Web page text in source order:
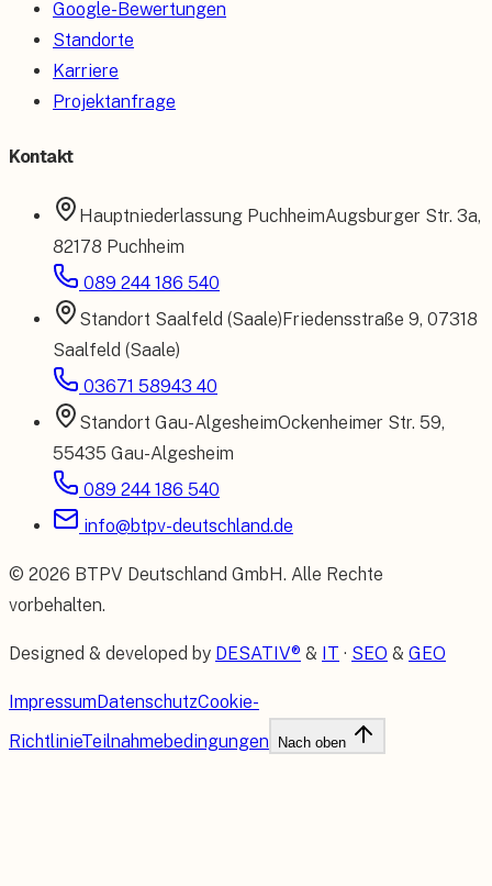
Google-Bewertungen
Standorte
Karriere
Projektanfrage
Kontakt
Hauptniederlassung PuchheimAugsburger Str. 3a,
82178 Puchheim
089 244 186 540
Standort Saalfeld (Saale)Friedensstraße 9, 07318
Saalfeld (Saale)
03671 58943 40
Standort Gau-AlgesheimOckenheimer Str. 59,
55435 Gau-Algesheim
089 244 186 540
info@btpv-deutschland.de
© 2026 BTPV Deutschland GmbH. Alle Rechte
vorbehalten.
Designed & developed by DESATIV® & IT · SEO & GEO
ImpressumDatenschutzCookie-
RichtlinieTeilnahmebedingungen Nach oben